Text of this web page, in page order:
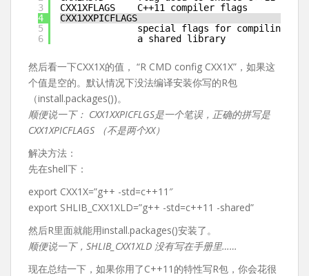
3
4
5
6
CXX1XFLAGS    C++11 compiler flags
CXX1XXPICFLAGS
special flags for compiling
a shared library
然后看一下CXX1X的值， “R CMD config CXX1X”，如果这
个值是空的。默认情况下没法编译安装你写的R包
（install.packages())。
顺便说一下： CXX1XXPICFLGS是一个笔误，正确的拼写是
CXX1XPICFLAGS （不是两个XX）
解决方法：
先在shell下：
export CXX1X=”g++ -std=c++11″
export SHLIB_CXX1XLD=”g++ -std=c++11 -shared”
然后R里面就能用install.packages()安装了。
顺便说一下，SHLIB_CXX1XLD 没有写在手册里……
现在总结一下，如果你用了C++11的特性写R包，你会花很